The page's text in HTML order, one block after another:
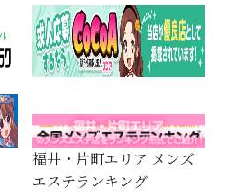
福井・片町エリア メンズ
エステランキング